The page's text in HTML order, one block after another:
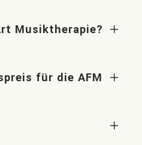
Musiktherapie?
für die AFM